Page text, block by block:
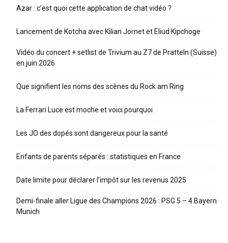
Azar : c’est quoi cette application de chat vidéo ?
Lancement de Kotcha avec Kilian Jornet et Eliud Kipchoge
Vidéo du concert + setlist de Trivium au Z7 de Pratteln (Suisse)
en juin 2026
Que signifient les noms des scènes du Rock am Ring
La Ferrari Luce est moche et voici pourquoi
Les JO des dopés sont dangereux pour la santé
Enfants de parents séparés : statistiques en France
Date limite pour déclarer l’impôt sur les revenus 2025
Demi-finale aller Ligue des Champions 2026 : PSG 5 – 4 Bayern
Munich